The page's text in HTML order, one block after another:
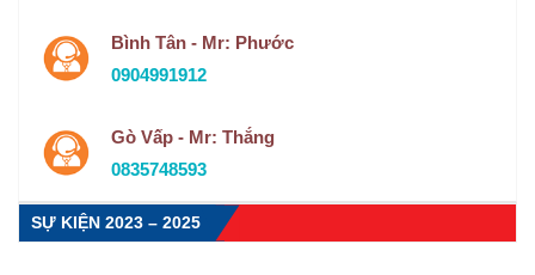
Bình Tân - Mr: Phước
0904991912
Gò Vấp - Mr: Thắng
0835748593
SỰ KIỆN 2023 – 2025